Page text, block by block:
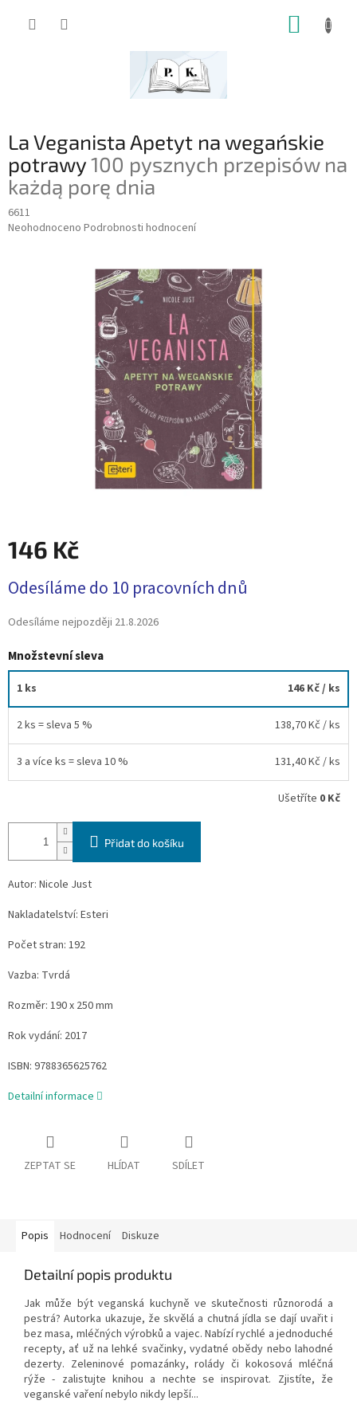
La Veganista Apetyt na wegańskie
potrawy100 pysznych przepisów na
każdą porę dnia
6611
Průměrné
Neohodnoceno Podrobnosti hodnocení
146 Kč
cena:
Odesíláme do 10 pracovních dnů
Odesíláme nejpozději 21.8.2026
Množstevní sleva
1 ks 146 Kč/ ks
2 ks = sleva 5 % 138,70 Kč / ks
3 a více ks = sleva 10 % 131,40 Kč / ks
Ušetříte 0 Kč
Přidat do košíku
Autor: Nicole Just
Nakladatelství: Esteri
Počet stran: 192
Vazba: Tvrdá
Rozměr: 190 x 250 mm
Rok vydání: 2017
ISBN: 9788365625762
Detailní informace
ZEPTAT SE HLÍDAT SDÍLET
Popis Hodnocení Diskuze
Detailní popis produktu
Jak může být veganská kuchyně ve skutečnosti různorodá a
pestrá? Autorka ukazuje, že skvělá a chutná jídla se dají uvařit i
bez masa, mléčných výrobků a vajec. Nabízí rychlé a jednoduché
recepty, ať už na lehké svačinky, vydatné obědy nebo lahodné
dezerty. Zeleninové pomazánky, rolády či kokosová mléčná
rýže - zalistujte knihou a nechte se inspirovat. Zjistíte, že
veganské vaření nebylo nikdy lepší...